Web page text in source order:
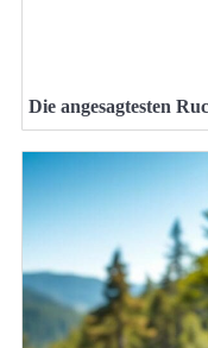
Die angesagtesten